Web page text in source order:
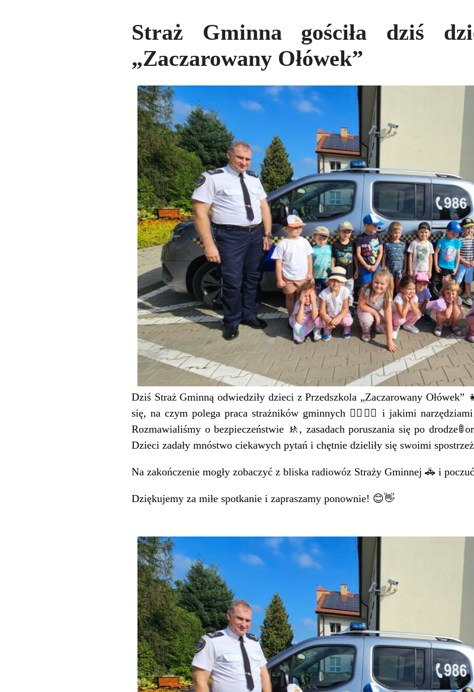
Straż Gminna gościła dziś
„Zaczarowany Ołówek”
Dziś Straż Gminną odwiedziły dzieci z Przedszkola „Zaczarowany Ołówek”
się, na czym polega praca strażników gminnych 👮‍♂️ 👮‍♀️ i jakimi
Rozmawialiśmy o bezpieczeństwie 🚸 , zasadach poruszania się po drodze🚦
Dzieci zadały mnóstwo ciekawych pytań i chętnie dzieliły się swoimi
Na zakończenie mogły zobaczyć z bliska radiowóz Straży Gminnej 🚓 i
Dziękujemy za miłe spotkanie i zapraszamy ponownie! 😊👋